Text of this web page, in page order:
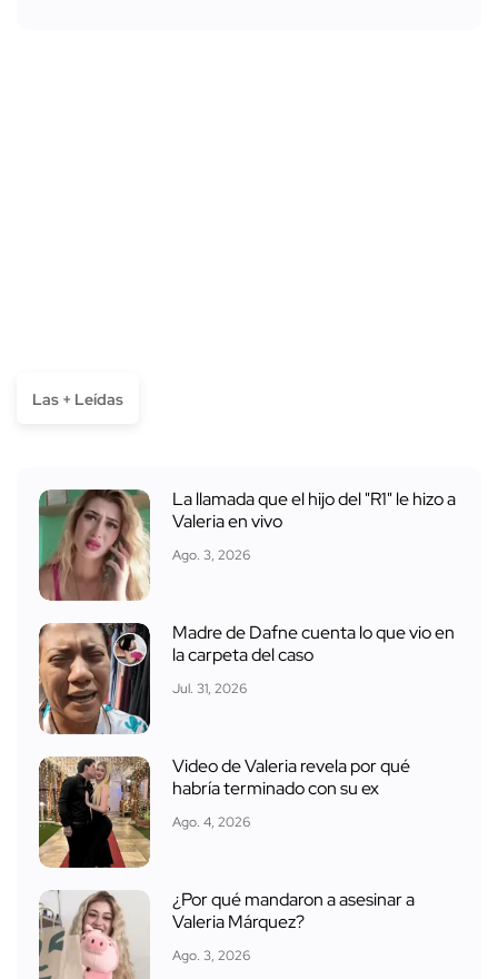
Las + Leídas
La llamada que el hijo del "R1" le hizo a
Valeria en vivo
Ago. 3, 2026
Madre de Dafne cuenta lo que vio en
la carpeta del caso
Jul. 31, 2026
Video de Valeria revela por qué
habría terminado con su ex
Ago. 4, 2026
¿Por qué mandaron a asesinar a
Valeria Márquez?
Ago. 3, 2026